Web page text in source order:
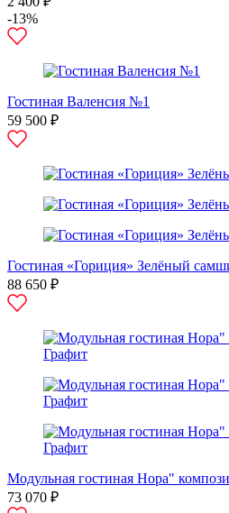
-13%
Гостиная Валенсия №1
59 500 ₽
Гостиная «Гориция» Зелёный
88 650 ₽
Модульная гостиная Нора"
73 070 ₽